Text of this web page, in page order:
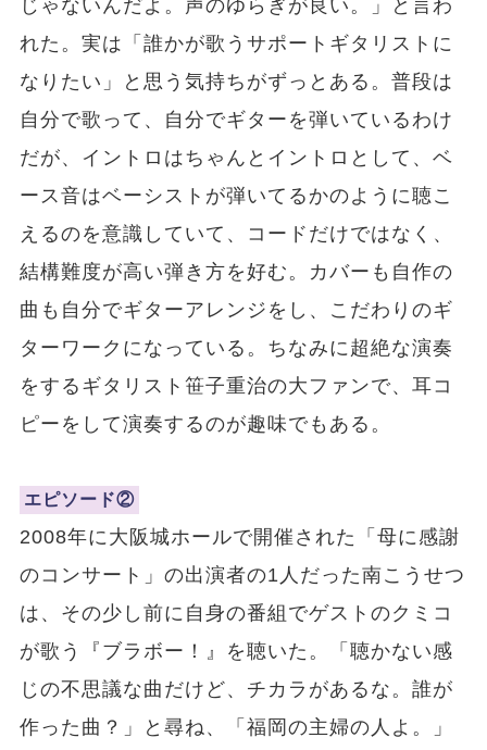
じゃないんだよ。声のゆらぎが良い。」と言わ
れた。実は「誰かが歌うサポートギタリストに
なりたい」と思う気持ちがずっとある。普段は
自分で歌って、自分でギターを弾いているわけ
だが、イントロはちゃんとイントロとして、ベ
ース音はベーシストが弾いてるかのように聴こ
えるのを意識していて、コードだけではなく、
結構難度が高い弾き方を好む。カバーも自作の
曲も自分でギターアレンジをし、こだわりのギ
ターワークになっている。ちなみに超絶な演奏
をするギタリスト笹子重治の大ファンで、耳コ
ピーをして演奏するのが趣味でもある。
エピソード②
2008年に大阪城ホールで開催された「母に感謝
のコンサート」の出演者の1人だった南こうせつ
は、その少し前に自身の番組でゲストのクミコ
が歌う『ブラボー！』を聴いた。「聴かない感
じの不思議な曲だけど、チカラがあるな。誰が
作った曲？」と尋ね、「福岡の主婦の人よ。」